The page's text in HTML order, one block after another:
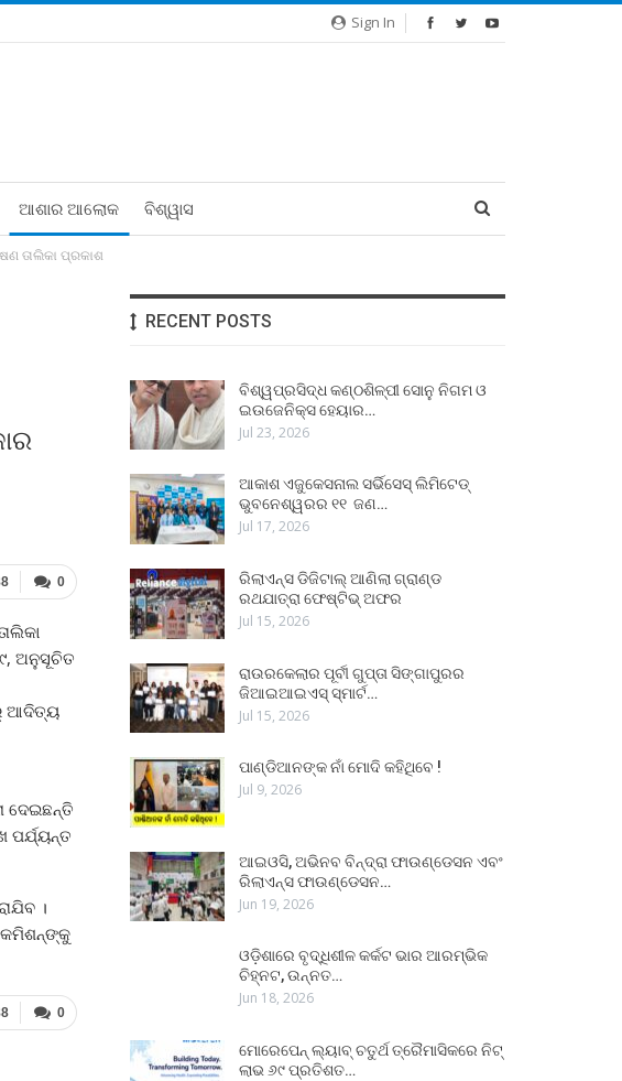
Sign In
ଆଶାର ଆଲୋକ ବିଶ୍ୱାସ
ତାଲିକା ପ୍ରକାଶ
0
ଅନୁସୂଚିତ
ଆଦିତ୍ୟ
ଦେଇଛନ୍ତି
ପର୍ଯ୍ୟନ୍ତ
।
କମିଶନ୍‍ଙ୍କୁ
0
RECENT POSTS
ବିଶ୍ୱପ୍ରସିଦ୍ଧ କଣ୍ଠଶିଳ୍ପୀ ସୋନୁ ନିଗମ ଓ
ଇଉଜେନିକ୍ସ ହେୟାର…
Jul 23, 2026
ଆକାଶ ଏଜୁକେସନାଲ ସର୍ଭିସେସ୍ ଲିମିଟେଡ୍
ଭୁବନେଶ୍ୱରର ୧୧ ଜଣ…
Jul 17, 2026
ରିଲାଏନ୍ସ ଡିଜିଟାଲ୍ ଆଣିଲା ଗ୍ରାଣ୍ଡ
ରଥଯାତ୍ରା ଫେଷ୍ଟିଭ୍ ଅଫର
Jul 15, 2026
ରାଉରକେଲାର ପୂର୍ବୀ ଗୁପ୍ତା ସିଙ୍ଗାପୁରର
ଜିଆଇଆଇଏସ୍ ସ୍ମାର୍ଟ…
Jul 15, 2026
ପାଣ୍ଡିଆନଙ୍କ ନାଁ ମୋଦି କହିଥିବେ !
Jul 9, 2026
ଆଇଓସି, ଅଭିନବ ବିନ୍ଦ୍ରା ଫାଉଣ୍ଡେସନ ଏବଂ
ରିଲାଏନ୍ସ ଫାଉଣ୍ଡେସନ…
Jun 19, 2026
ଓଡ଼ିଶାରେ ବୃଦ୍ଧିଶୀଳ କର୍କଟ ଭାର ଆରମ୍ଭିକ
ଚିହ୍ନଟ, ଉନ୍ନତ…
Jun 18, 2026
ମୋରେପେନ୍ ଲ୍ୟାବ୍ ଚତୁର୍ଥ ତ୍ରୈମାସିକରେ ନିଟ୍
ଲାଭ ୬୯ ପ୍ରତିଶତ…